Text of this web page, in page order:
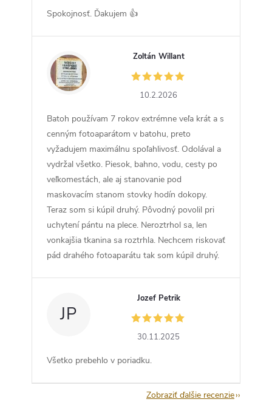
Spokojnosť. Ďakujem 👍
ZW
Zoltán Willant
10.2.2026
Batoh používam 7 rokov extrémne veľa krát a s
cenným fotoaparátom v batohu, preto
vyžadujem maximálnu spoľahlivosť. Odolával a
vydržal všetko. Piesok, bahno, vodu, cesty po
veľkomestách, ale aj stanovanie pod
maskovacím stanom stovky hodín dokopy.
Teraz som si kúpil druhý. Pôvodný povolil pri
uchytení pántu na plece. Neroztrhol sa, len
vonkajšia tkanina sa roztrhla. Nechcem riskovať
pád drahého fotoaparátu tak som kúpil druhý.
JP
Jozef Petrik
30.11.2025
Všetko prebehlo v poriadku.
Zobraziť ďalšie recenzie